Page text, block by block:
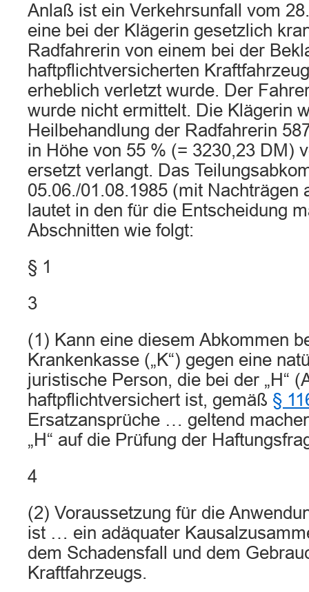
Anlaß ist ein Verkehrsunfall vom
eine bei der Klägerin gesetzlich
Radfahrerin von einem bei der
haftpflichtversicherten
erheblich verletzt wurde. Der
wurde nicht ermittelt. Die Klägerin
Heilbehandlung der Radfahrerin
in Höhe von 55 % (= 3230,23 DM)
ersetzt verlangt. Das
05.06./01.08.1985 (mit Nachträgen
lautet in den für die Entscheidung
Abschnitten wie folgt:
§ 1
3
(1) Kann eine diesem Abkommen
Krankenkasse („K“) gegen eine
juristische Person, die bei der „H“
haftpflichtversichert ist, gemäß §
Ersatzansprüche … geltend
„H“ auf die Prüfung der
4
(2) Voraussetzung für die
ist … ein adäquater
dem Schadensfall und dem
Kraftfahrzeugs.